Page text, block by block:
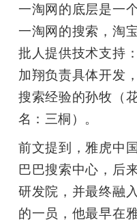
一淘网的底层是一
一淘网的搜索，淘
批人提供技术支持
加翔负责具体开发
搜索经验的孙牧（
名：三桐）。
前文提到，雅虎中
巴巴搜索中心，后
研发院，并最终融
的一员，他最早在